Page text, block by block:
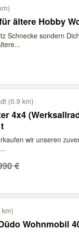
ältere Hobby
Schnecke sondern
(0.9 km)
4x4
wir unseren
€
Wohnmobil